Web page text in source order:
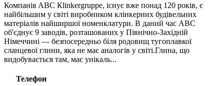
Компанія АВС Кlinkergruppe, існує вже понад 120 років, є
найбільшим у світі виробником клінкерних будівельних
матеріалів найширшої номенклатури. В даний час ABC
об'єднує 9 заводів, розташованих у Північно-Західній
Німеччині — безпосередньо біля родовищ тугоплавкої
сланцевої глини, яка не має аналогів у світі.Глина, що
видобувається там, має унікаль...
Телефон